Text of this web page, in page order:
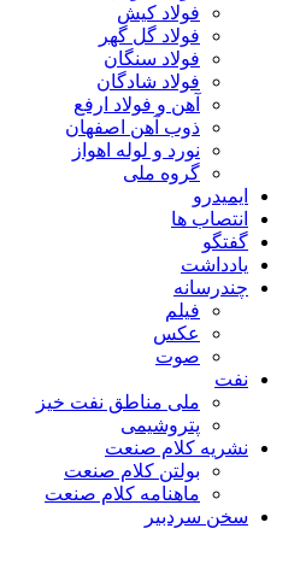
فولاد کیش
فولاد گل گهر
فولاد سنگان
فولاد شادگان
آهن و فولاد ارفع
ذوب آهن اصفهان
نورد و لوله اهواز
گروه ملی
ایمیدرو
انتصاب ها
گفتگو
یادداشت
چندرسانه
فیلم
عکس
صوت
نفت
ملی مناطق نفت خیز
پتروشیمی
نشریه کلام صنعت
بولتن کلام صنعت
ماهنامه کلام صنعت
سخن سردبیر